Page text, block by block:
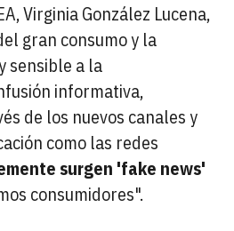
Virginia González Lucena,
gran consumo y la
sensible a la
informativa,
de los nuevos canales y
como las redes
surgen 'fake news'
consumidores".